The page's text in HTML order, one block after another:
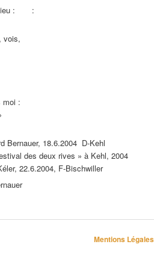
lieu : :
vois,
moi :
! »
18.6.2004 D-Kehl
deux rives » à Kehl, 2004
F-Bischwiller
Mentions Légales